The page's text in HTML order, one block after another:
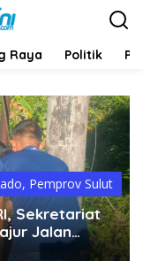
Raya Politik
,Pemprov Sulut
Sekretariat
Jalan